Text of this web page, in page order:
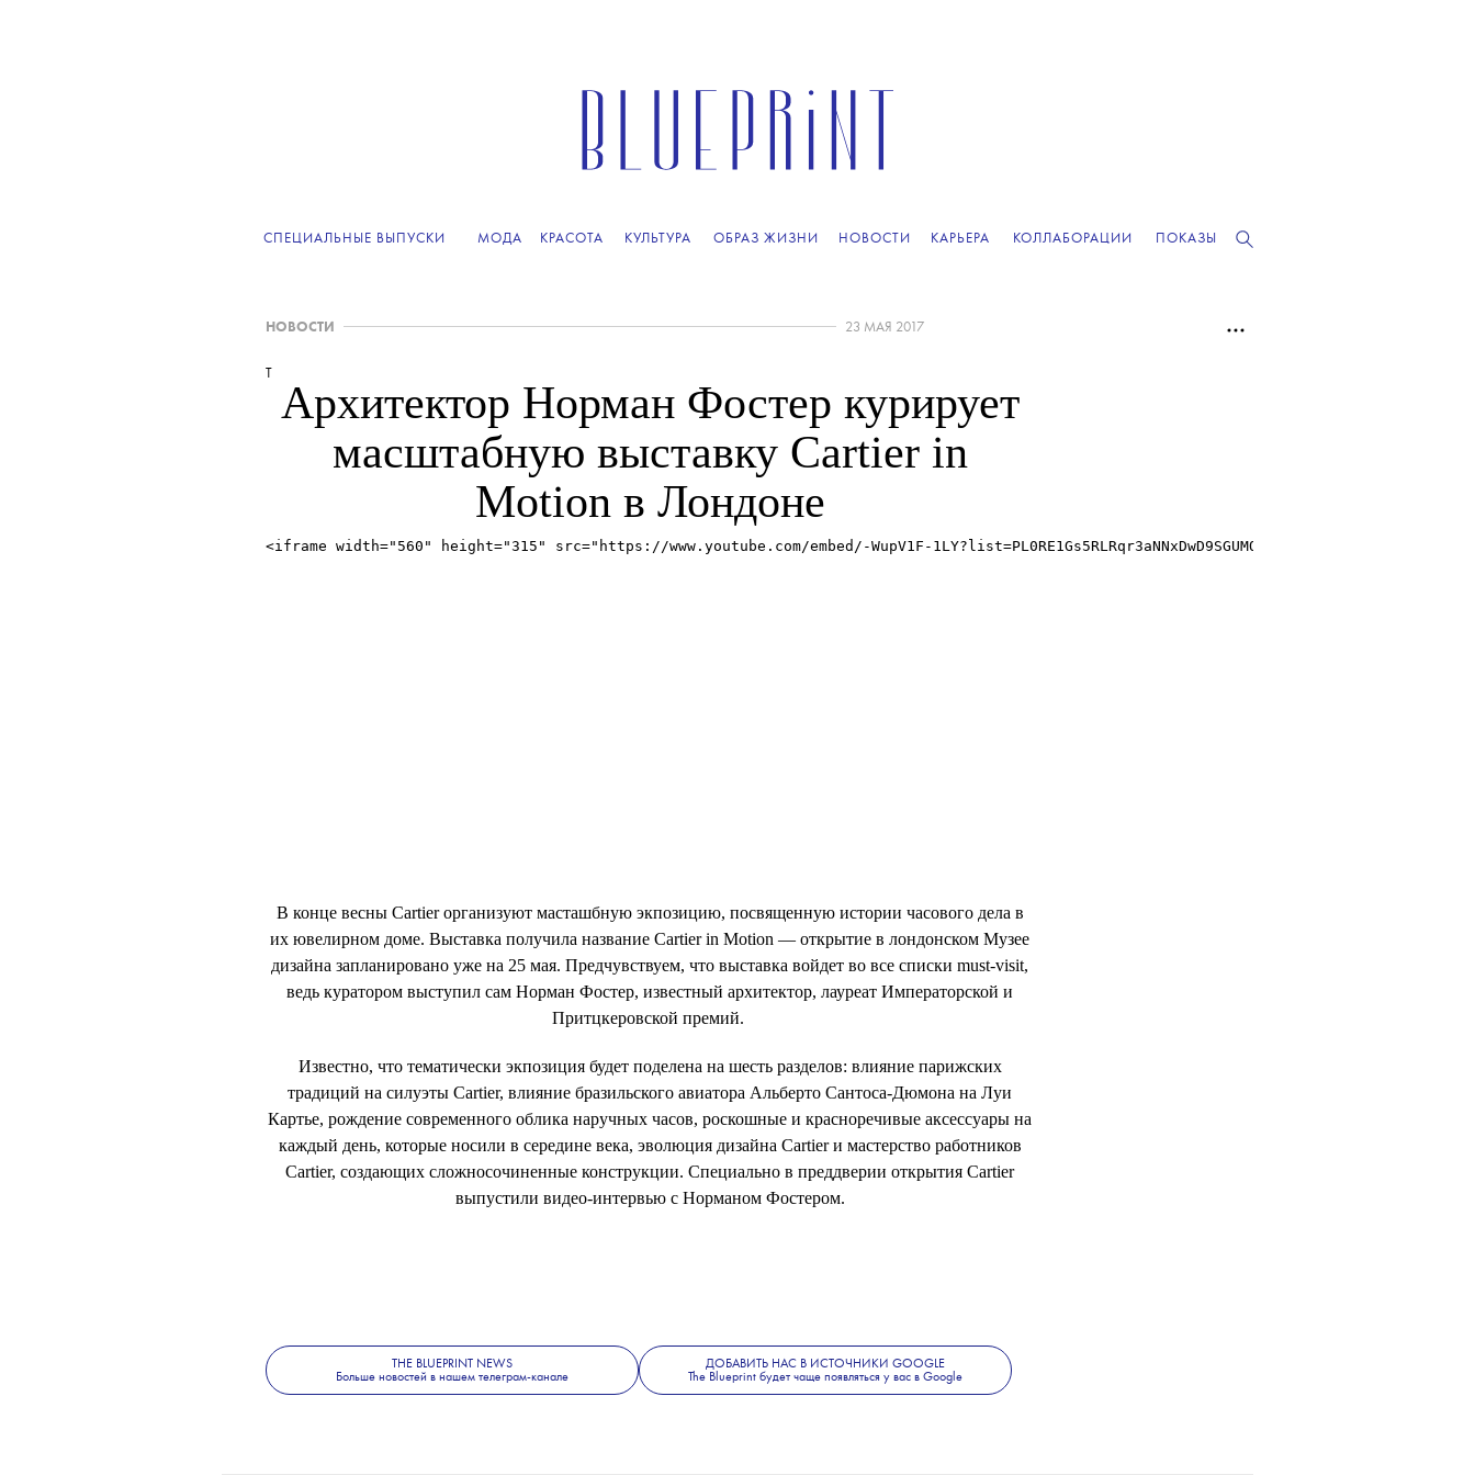
СПЕЦИАЛЬНЫЕ ВЫПУСКИ МОДА КРАСОТА КУЛЬТУРА ОБРАЗ ЖИЗНИ НОВОСТИ КАРЬЕРА КОЛЛАБОРАЦИИ ПОКАЗЫ
НОВОСТИ 23 МАЯ 2017
T
Архитектор Норман Фостер курирует
масштабную выставку Cartier in
Motion в Лондоне
<iframe width="560" height="315" src="https://www.youtube.com/embed/-WupV1F-1LY?list=PL0RE1Gs5RLRqr3aNNxDwD9SGUMQIVPFnf"
В конце весны Cartier организуют масташбную экпозицию, посвященную истории часового дела в
их ювелирном доме. Выставка получила название Cartier in Motion — открытие в лондонском Музее
дизайна запланировано уже на 25 мая. Предчувствуем, что выставка войдет во все списки must-visit,
ведь куратором выступил сам Норман Фостер, известный архитектор, лауреат Императорской и
Притцкеровской премий.
Известно, что тематически экпозиция будет поделена на шесть разделов: влияние парижских
традиций на силуэты Cartier, влияние бразильского авиатора Альберто Сантоса-Дюмона на Луи
Картье, рождение современного облика наручных часов, роскошные и красноречивые аксессуары на
каждый день, которые носили в середине века, эволюция дизайна Cartier и мастерство работников
Cartier, создающих сложносочиненные конструкции. Специально в преддверии открытия Cartier
выпустили видео-интервью с Норманом Фостером.
THE BLUEPRINT NEWS
Больше новостей в нашем телеграм-канале
ДОБАВИТЬ НАС В ИСТОЧНИКИ GOOGLE
The Blueprint будет чаще появляться у вас в Google